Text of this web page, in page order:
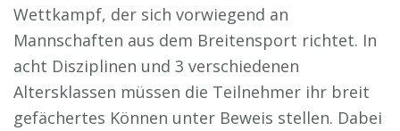
Wettkampf, der sich vorwiegend an
Mannschaften aus dem Breitensport richtet. In
acht Disziplinen und 3 verschiedenen
Altersklassen müssen die Teilnehmer ihr breit
gefächertes Können unter Beweis stellen. Dabei